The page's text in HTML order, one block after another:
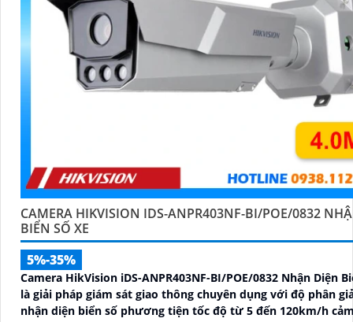
CAMERA HIKVISION IDS-ANPR403NF-BI/POE/0832
BIỂN SỐ XE
5%-35%
Camera HikVision iDS-ANPR403NF-BI/POE/0832 Nhận Diện
là giải pháp giám sát giao thông chuyên dụng với độ phân
nhận diện biển số phương tiện tốc độ từ 5 đến 120km/h